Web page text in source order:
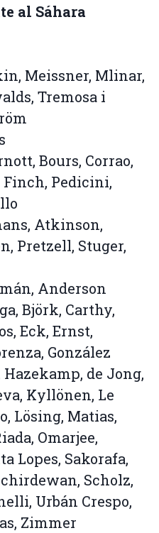
al Sáhara
Meissner, Mlinar,
Tremosa i
Bours, Corrao,
Finch, Pedicini,
Atkinson,
Pretzell, Stuger,
Anderson
Björk, Carthy,
Eck, Ernst,
González
de Jong,
Kyllönen, Le
Lösing, Matias,
Omarjee,
Lopes, Sakorafa,
Scholz,
Urbán Crespo,
Zimmer